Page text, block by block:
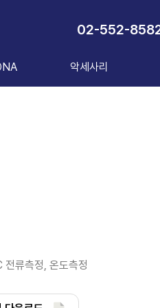
02-552-
악세사리
류측정, 온도측정